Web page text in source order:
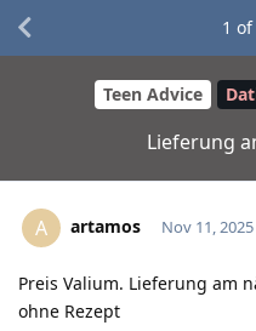
Teen Advice
Lieferung
1 of
A artamos Nov 11, 2025
Preis Valium. Lieferung am
ohne Rezept